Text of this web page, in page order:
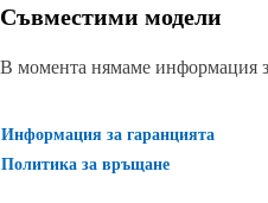
Съвместими модели
В момента нямаме информация
Информация за гаранцията
Политика за връщане